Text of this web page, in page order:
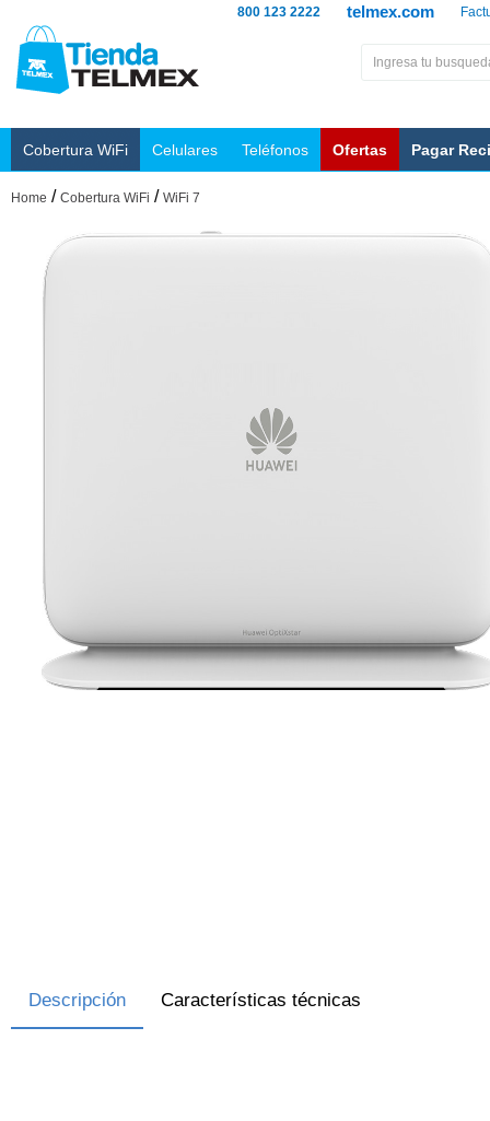
telmex.com
800 123 2222
Cobertura WiFi Celulares Teléfonos Ofertas Pagar
Home / Cobertura WiFi / WiFi 7
Descripción Características técnicas